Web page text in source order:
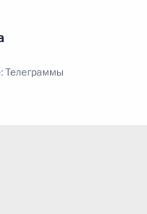
Телеграммы